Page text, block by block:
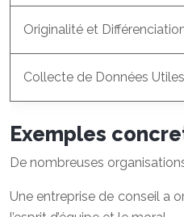
Originalité et
Collecte de Données
Exemples
De nombreuses
Une entreprise de conseil a